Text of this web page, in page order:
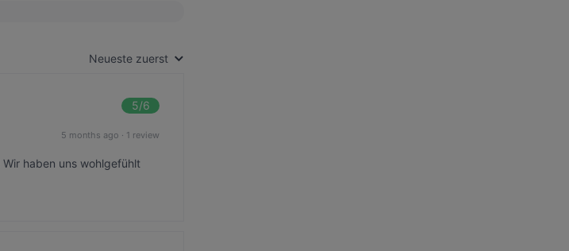
Neueste zuerst
5/6
5 months ago · 1 review
haben uns wohlgefühlt